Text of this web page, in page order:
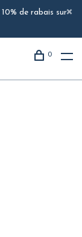
de rabais sur
0